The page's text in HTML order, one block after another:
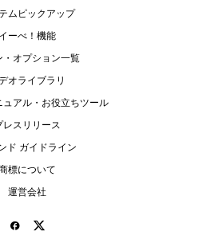
ムピックアップ
イーべ！機能
・オプション一覧
オライブラリ
ュアル・お役立ちツール
レスリリース
ド ガイドライン
標について
運営会社